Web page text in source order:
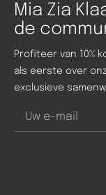
Mia Zia
de
Profiteer van 10%
als eerste over
exclusieve